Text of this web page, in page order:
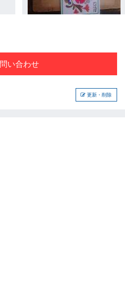
問い合わせ
更新・削除